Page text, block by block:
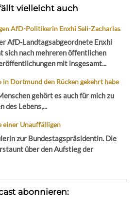
vielleicht auch
AfD-Politikerin Enxhi Seli-Zacharias
AfD-Landtagsabgeordnete Enxhi
sich nach mehreren öffentlichen
mit insgesamt...
in Dortmund den Rücken gekehrt habe
gehört es auch für mich zu
des Lebens,...
einer Unauffälligen
zur Bundestagspräsidentin. Die
über den Aufstieg der
abonnieren: